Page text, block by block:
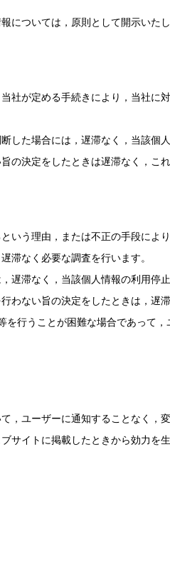
については，原則として開示いたし
が定める手続きにより，当社に
た場合には，遅滞なく，当該個
の決定をしたときは遅滞なく，こ
いう理由，または不正の手段によ
滞なく必要な調査を行います。
遅滞なく，当該個人情報の利用停止
ない旨の決定をしたときは，遅
行うことが困難な場合であって
ユーザーに通知することなく，
サイトに掲載したときから効力を生